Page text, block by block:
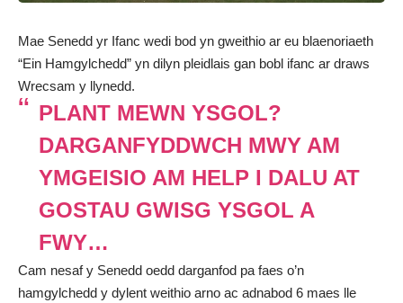
Mae Senedd yr Ifanc wedi bod yn gweithio ar eu blaenoriaeth
“Ein Hamgylchedd” yn dilyn pleidlais gan bobl ifanc ar draws
Wrecsam y llynedd.
PLANT MEWN YSGOL?
DARGANFYDDWCH MWY AM
YMGEISIO AM HELP I DALU AT
GOSTAU GWISG YSGOL A
FWY…
Cam nesaf y Senedd oedd darganfod pa faes o’n
hamgylchedd y dylent weithio arno ac adnabod 6 maes lle